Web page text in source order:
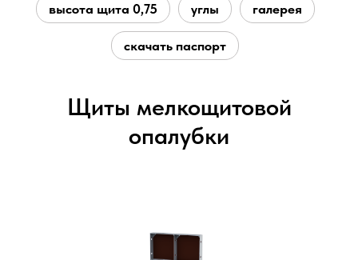
высота щита 0,75 углы галерея
скачать паспорт
Щиты мелкощитовой
опалубки